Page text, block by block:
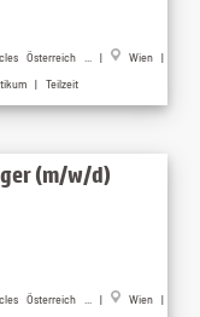
Österreich ... |
Wien |
| Teilzeit
(m/w/d)
Österreich ... |
Wien |